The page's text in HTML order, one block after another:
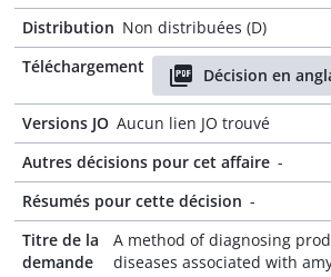
Distribution Non distribuées (D)
Téléchargement
Décision en
Versions JO Aucun lien JO trouvé
Autres décisions pour cet affaire -
Résumés pour cette décision -
Titre de la
demande
A method of diagnosing
diseases associated with